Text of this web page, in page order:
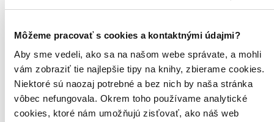
Môžeme pracovať s cookies a kontaktnými údajmi?
Aby sme vedeli, ako sa na našom webe správate, a mohli
vám zobraziť tie najlepšie tipy na knihy, zbierame cookies.
Niektoré sú naozaj potrebné a bez nich by naša stránka
vôbec nefungovala. Okrem toho používame analytické
cookies, ktoré nám umožňujú zisťovať, ako náš web
Márius Kopcsay
Novú zbierku krátkych poviedok štvornásobného finalistu Anasoft
Litera spája čierny humor, absurdita, koncíznosť a hutnosť
vyjadrovania, vyúsťujúca do epickej skratky.
Knihapevná väzba
6,70 €